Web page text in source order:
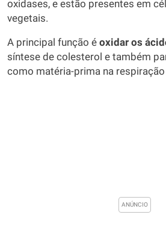
oxidases, e estão presentes em
vegetais.
A principal função é oxidar os
síntese de colesterol e também
como matéria-prima na